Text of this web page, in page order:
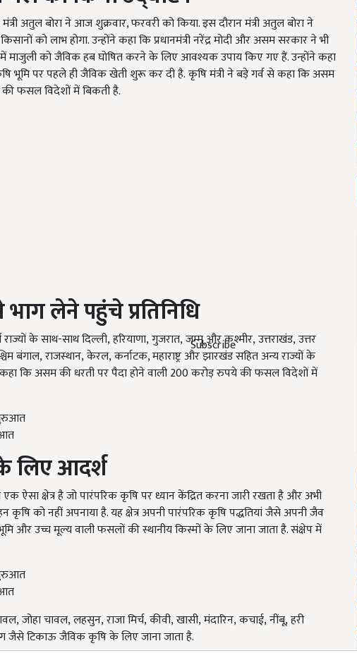
Subscribe
अतुल बोरा ने आज शुक्रवार, फरवरी को किया. इस दौरान मंत्री अतुल बोरा ने
को लाभ होगा. उन्होंने कहा कि प्रधानमंत्री नरेंद्र मोदी और असम सरकार ने भी
माजुली को जैविक हब घोषित करने के लिए आवश्यक उपाय किए गए हैं. उन्होंने कहा
भूमि पर पहले ही जैविक खेती शुरू कर दी है.कृषि मंत्री ने बड़े गर्व से कहा कि असम
की फसल विदेशों में बिकती है.
लेने पहुंचे प्रतिनिधि
के साथ-साथ दिल्ली,हरियाणा,गुजरात,जम्मू और कश्मीर,उत्तराखंड,उत्तर
बंगाल,राजस्थान,केरल,कर्नाटक, महाराष्ट्र और झारखंड सहित अन्य राज्योंके
कहा कि असम की धरती पर पैदा होने वाली 200 करोड़ रुपये की फसल विदेशों में
लिए आदर्श
ऐसा क्षेत्र है जो पारंपरिक कृषि पर ध्यान केंद्रित करना जारी रखता है और अभी
को नहीं अपनाया है. यह क्षेत्र अपनी पारंपरिक कृषि पद्धतियां जैसे अपनी जैव
और उच्च मूल्य वाली फसलों की स्थानीय किस्मों के लिए जाना जाता है. संक्षेप में
,जोहा चावल,लहसुन,राजा मिर्च,कीवी,खासी,मंदारिन,कचाई,नींबू,हरी
जैसे टिकाऊ जैविक कृषि के लिए जाना जाता है.